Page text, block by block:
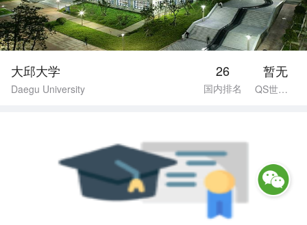
大邱大学
Daegu University
暂无
QS世界排名
26
国内排名